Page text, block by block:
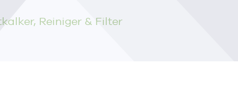
Reiniger & Filter